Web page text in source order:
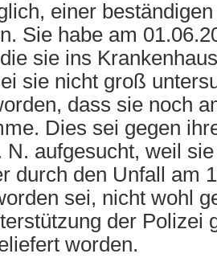
einer
Sie habe am
sie ins
sie nicht groß
dass sie noch
Dies sei gegen
N. aufgesucht, weil
durch den Unfall am
sei, nicht wohl
der Polizei
worden.